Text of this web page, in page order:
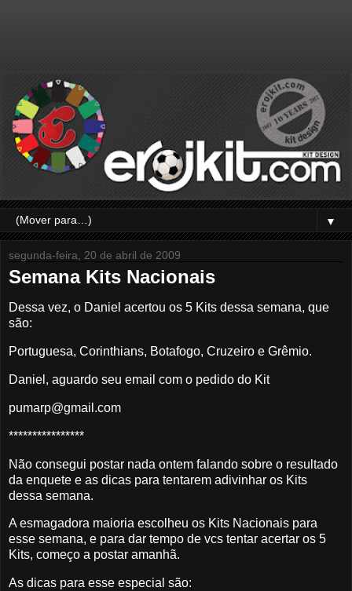
▼
segunda-feira, 20 de abril de 2009
Semana Kits Nacionais
Dessa vez, o Daniel acertou os 5 Kits dessa semana, que
são:
Portuguesa, Corinthians, Botafogo, Cruzeiro e Grêmio.
Daniel, aguardo seu email com o pedido do Kit
pumarp@gmail.com
****************
Não consegui postar nada ontem falando sobre o resultado
da enquete e as dicas para tentarem adivinhar os Kits
dessa semana.
A esmagadora maioria escolheu os Kits Nacionais para
esse semana, e para dar tempo de vcs tentar acertar os 5
Kits, começo a postar amanhã.
As dicas para esse especial são: